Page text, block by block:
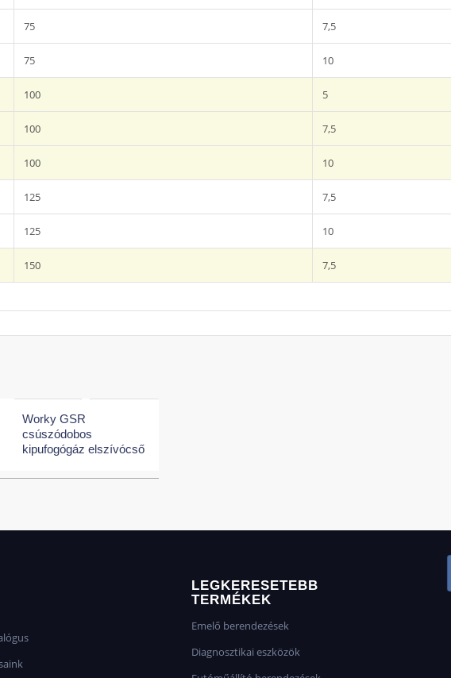
75 7,5
75 10
100 5
100 7,5
100 10
125 7,5
125 10
150 7,5
Worky GSR
csúszódobos
kipufogógáz elszívócső
LEGKERESETEBB
TERMÉKEK
Emelő berendezések
Diagnosztikai eszközök